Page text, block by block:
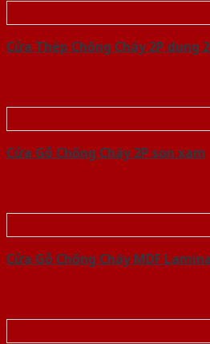
Cửa Thép Chống Cháy 2P dung
Cửa Gỗ Chống Cháy 2P son xam
Cửa Gỗ Chống Cháy MDF